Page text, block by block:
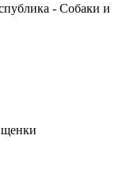
- Собаки и